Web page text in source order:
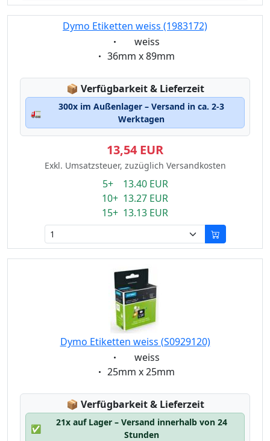
Dymo Etiketten weiss (1983172)
Eigenschaft:
weiss
Eigenschaft:
36mm x 89mm
📦 Lagerstatus:
Verfügbarkeit & Lieferzeit
🚛
300x im Außenlager – Versand in ca. 2-3
Werktagen
13,54 EUR
Exkl. Umsatzsteuer, zuzüglich Versandkosten
5+ 13.40 EUR
10+ 13.27 EUR
15+ 13.13 EUR
Dymo Etiketten weiss (S0929120)
Eigenschaft:
weiss
Eigenschaft:
25mm x 25mm
📦 Lagerstatus:
Verfügbarkeit & Lieferzeit
✅
21x auf Lager – Versand innerhalb von 24
Stunden